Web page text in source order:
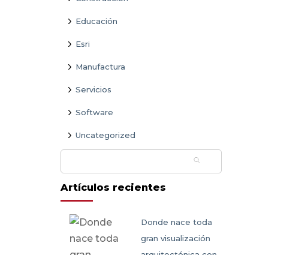
Educación
Esri
Manufactura
Servicios
Software
Uncategorized
Artículos recientes
Donde nace toda
gran visualización